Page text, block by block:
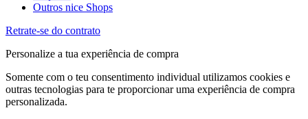
Outros nice Shops
Retrate-se do contrato
Personalize a tua experiência de compra
Somente com o teu consentimento individual utilizamos cookies e
outras tecnologias para te proporcionar uma experiência de compra
personalizada.